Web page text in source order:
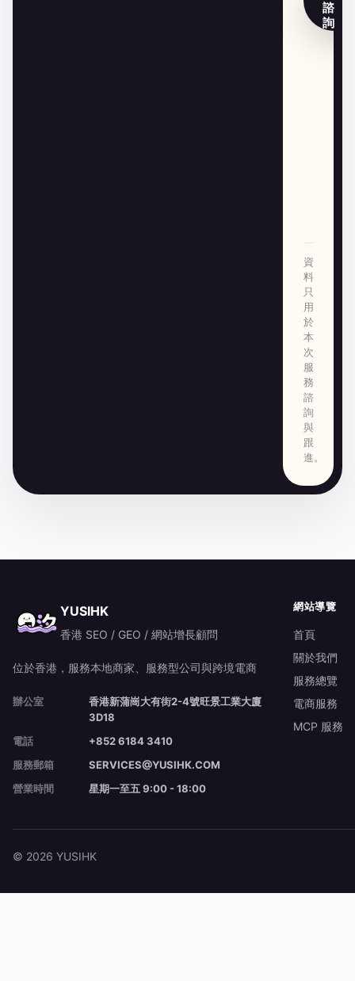
諮
詢
資
料
只
用
於
本
次
服
務
諮
詢
與
跟
進。
YUSIHK
香港 SEO / GEO / 網站增長顧問
位於香港，服務本地商家、服務型公司與跨境電商
辦公室
香港新蒲崗大有街2-4號旺景工業大廈
3D18
電話
+852 6184 3410
服務郵箱
SERVICES@YUSIHK.COM
營業時間
星期一至五 9:00 - 18:00
網站導覽
首頁
關於我們
服務總覽
電商服務
MCP 服務
© 2026 YUSIHK